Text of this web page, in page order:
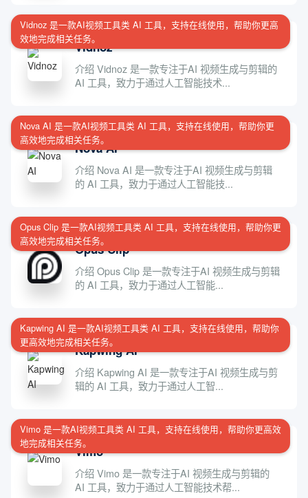
Vidnoz 是一款AI视频工具类 AI 工具，支持在线使用，帮助你更高
效地完成相关任务。
Vidnoz
介绍 Vidnoz 是一款专注于AI 视频生成与剪辑的
AI 工具，致力于通过人工智能技术...
Nova AI 是一款AI视频工具类 AI 工具，支持在线使用，帮助你更
高效地完成相关任务。
Nova AI
介绍 Nova AI 是一款专注于AI 视频生成与剪辑
的 AI 工具，致力于通过人工智能技...
Opus Clip 是一款AI视频工具类 AI 工具，支持在线使用，帮助你更
高效地完成相关任务。
Opus Clip
介绍 Opus Clip 是一款专注于AI 视频生成与剪辑
的 AI 工具，致力于通过人工智能...
Kapwing AI 是一款AI视频工具类 AI 工具，支持在线使用，帮助你
更高效地完成相关任务。
Kapwing AI
介绍 Kapwing AI 是一款专注于AI 视频生成与剪
辑的 AI 工具，致力于通过人工智...
Vimo 是一款AI视频工具类 AI 工具，支持在线使用，帮助你更高效
地完成相关任务。
Vimo
介绍 Vimo 是一款专注于AI 视频生成与剪辑的
AI 工具，致力于通过人工智能技术帮...